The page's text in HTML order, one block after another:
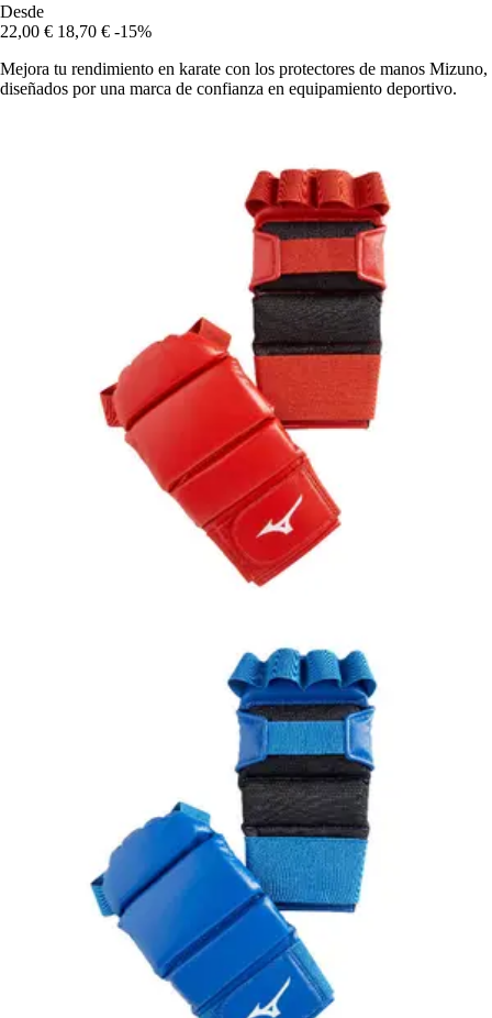
Desde
22,00 € 18,70 € -15%
Mejora tu rendimiento en karate con los protectores de manos Mizuno,
diseñados por una marca de confianza en equipamiento deportivo.